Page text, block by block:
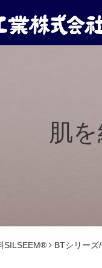
肌
SILSEEM® BTシリーズ